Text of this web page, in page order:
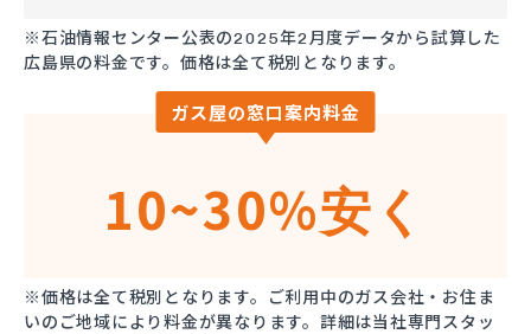
※石油情報センター公表の2025年2月度データから試算した
広島県の料金です。価格は全て税別となります。
ガス屋の窓口案内料金
10~30%安く
※価格は全て税別となります。ご利用中のガス会社・お住ま
いのご地域により料金が異なります。詳細は当社専門スタッ